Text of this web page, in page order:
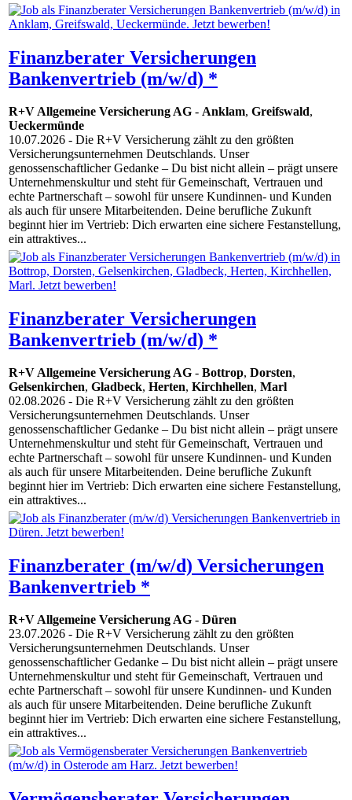
Finanzberater Versicherungen
Bankenvertrieb (m/w/d) *
R+V Allgemeine Versicherung AG - Anklam, Greifswald,
Ueckermünde
10.07.2026 - Die R+V Versicherung zählt zu den größten
Versicherungsunternehmen Deutschlands. Unser
genossenschaftlicher Gedanke – Du bist nicht allein – prägt unsere
Unternehmenskultur und steht für Gemeinschaft, Vertrauen und
echte Partnerschaft – sowohl für unsere Kundinnen- und Kunden
als auch für unsere Mitarbeitenden. Deine berufliche Zukunft
beginnt hier im Vertrieb: Dich erwarten eine sichere Festanstellung,
ein attraktives...
Finanzberater Versicherungen
Bankenvertrieb (m/w/d) *
R+V Allgemeine Versicherung AG - Bottrop, Dorsten,
Gelsenkirchen, Gladbeck, Herten, Kirchhellen, Marl
02.08.2026 - Die R+V Versicherung zählt zu den größten
Versicherungsunternehmen Deutschlands. Unser
genossenschaftlicher Gedanke – Du bist nicht allein – prägt unsere
Unternehmenskultur und steht für Gemeinschaft, Vertrauen und
echte Partnerschaft – sowohl für unsere Kundinnen- und Kunden
als auch für unsere Mitarbeitenden. Deine berufliche Zukunft
beginnt hier im Vertrieb: Dich erwarten eine sichere Festanstellung,
ein attraktives...
Finanzberater (m/w/d) Versicherungen
Bankenvertrieb *
R+V Allgemeine Versicherung AG - Düren
23.07.2026 - Die R+V Versicherung zählt zu den größten
Versicherungsunternehmen Deutschlands. Unser
genossenschaftlicher Gedanke – Du bist nicht allein – prägt unsere
Unternehmenskultur und steht für Gemeinschaft, Vertrauen und
echte Partnerschaft – sowohl für unsere Kundinnen- und Kunden
als auch für unsere Mitarbeitenden. Deine berufliche Zukunft
beginnt hier im Vertrieb: Dich erwarten eine sichere Festanstellung,
ein attraktives...